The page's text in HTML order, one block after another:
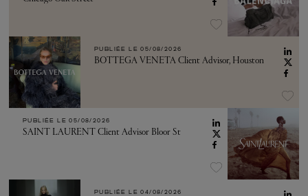
PUBLIÉE LE 05/08/2026
BOTTEGA VENETA Client Advisor, Houston
PUBLIÉE LE 05/08/2026
SAINT LAURENT Client Advisor Bloor St
PUBLIÉE LE 04/08/2026